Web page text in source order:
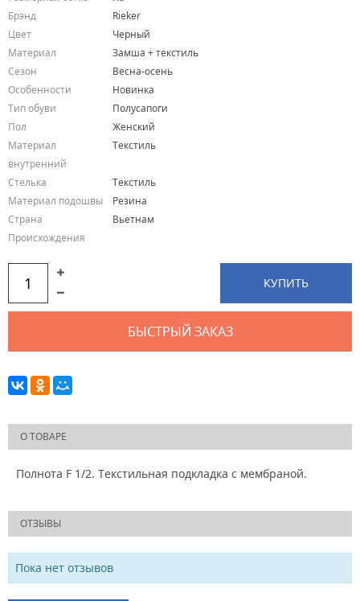
Брэнд
Rieker
Цвет
Черный
Материал
Замша + текстиль
Сезон
Весна-осень
Особенности
Новинка
Тип обуви
Полусапоги
Пол
Женский
Материал
внутренний
Текстиль
Стелька
Текстиль
Материал подошвы
Резина
Страна
Происхождения
Вьетнам
КУПИТЬ
БЫСТРЫЙ ЗАКАЗ
О ТОВАРЕ
Полнота F 1/2. Текстильная подкладка с мембраной.
ОТЗЫВЫ
Пока нет отзывов